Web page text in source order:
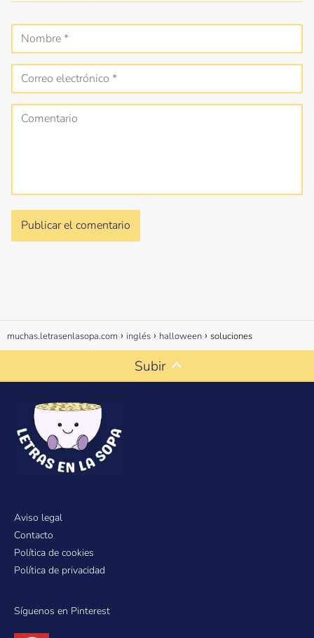
muchas.letrasenlasopa.com inglés halloween soluciones
Subir
Aviso legal
Contacto
Política de cookies
Política de privacidad
Síguenos en Pinterest